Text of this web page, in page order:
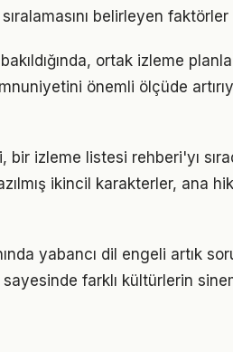
belirleyen faktörler
ortak izleme
önemli ölçüde
bir izleme listesi rehberi'yı
ikincil karakterler, ana
yabancı dil engeli artık
farklı kültürlerin